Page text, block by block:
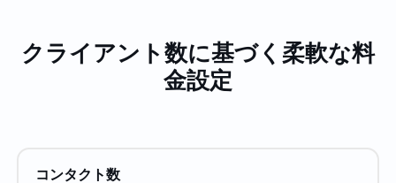
クライアント数に基づく柔軟な料
金設定
コンタクト数